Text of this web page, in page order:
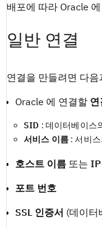
배포에 따라 Oracle
일반 연결
연결을 만들려면 다
Oracle 에 연결할 연
SID : 데이터베이스
서비스 이름: 서비스
호스트 이름 또는 IP
포트 번호
SSL 인증서 (데이터